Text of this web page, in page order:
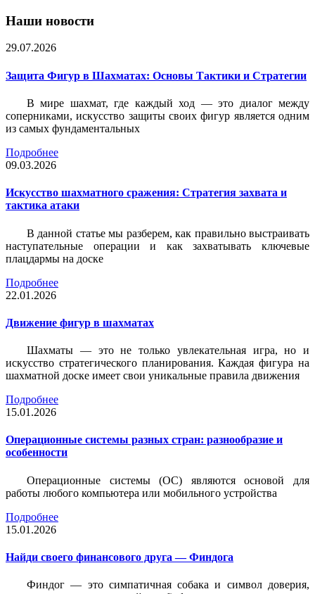
Наши новости
29.07.2026
Защита Фигур в Шахматах: Основы Тактики и Стратегии
В мире шахмат, где каждый ход — это диалог между
соперниками, искусство защиты своих фигур является одним
из самых фундаментальных
Подробнее
09.03.2026
Искусство шахматного сражения: Стратегия захвата и
тактика атаки
В данной статье мы разберем, как правильно выстраивать
наступательные операции и как захватывать ключевые
плацдармы на доске
Подробнее
22.01.2026
Движение фигур в шахматах
Шахматы — это не только увлекательная игра, но и
искусство стратегического планирования. Каждая фигура на
шахматной доске имеет свои уникальные правила движения
Подробнее
15.01.2026
Операционные системы разных стран: разнообразие и
особенности
Операционные системы (ОС) являются основой для
работы любого компьютера или мобильного устройства
Подробнее
15.01.2026
Найди своего финансового друга — Финдога
Финдог — это симпатичная собака и символ доверия,